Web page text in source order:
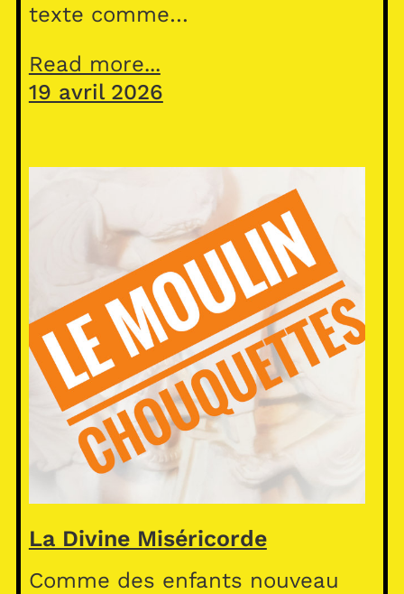
texte comme…
Read more...
19 avril 2026
La Divine Miséricorde
Comme des enfants nouveau